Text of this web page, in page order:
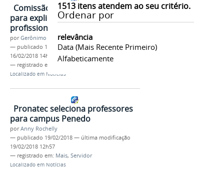
1513itens atendem ao seu critério.
Ordenar por
relevância
Data (mais Recente Primeiro)
Alfabeticamente
Comissão fará reunião dia 23
para explicar mestrado
profissional ProEPT
porGerônimo Vicente Santos
— publicado 16/02/2018 —última modificação
16/02/2018 14h49
— registrado em:
Localizado em Notícias
Pronatec seleciona professores
para campus Penedo
porAnny Rochelly
— publicado 19/02/2018 — última modificação
19/02/2018 12h57
— registrado em: Mais, Servidor
Localizado em Notícias